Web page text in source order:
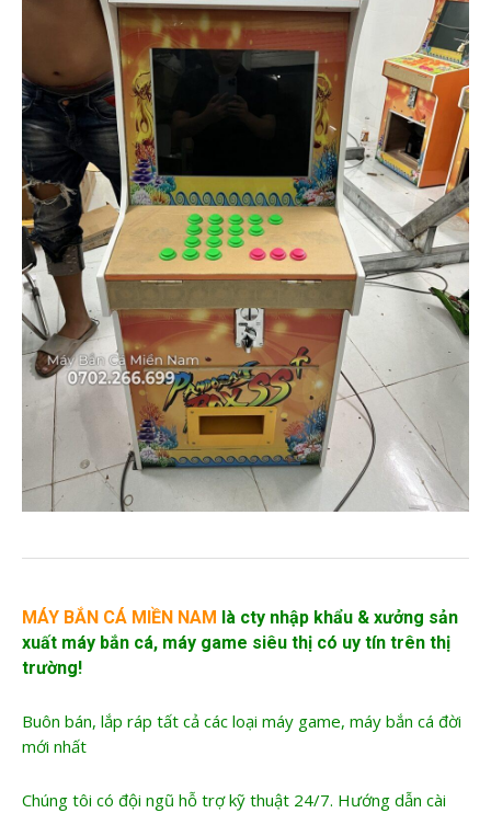
MÁY BẮN CÁ MIỀN NAM là cty nhập khẩu & xưởng sản
xuất máy bắn cá, máy game siêu thị có uy tín trên thị
trường!
Buôn bán, lắp ráp tất cả các loại máy game, máy bắn cá đời
mới nhất
Chúng tôi có đội ngũ hỗ trợ kỹ thuật 24/7. Hướng dẫn cài